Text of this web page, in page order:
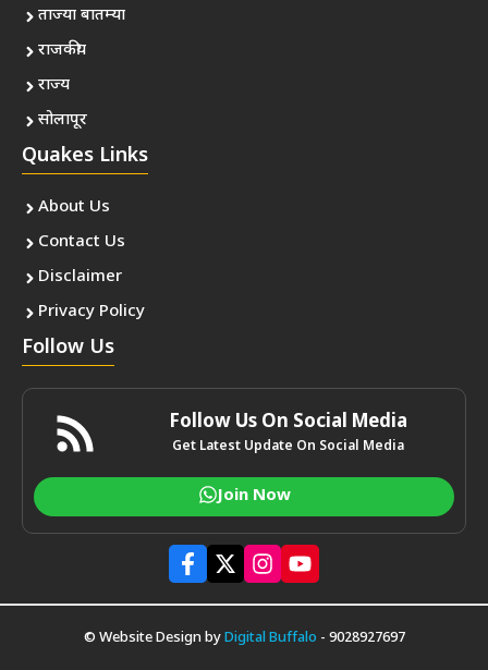
ताज्या बातम्या
राजकीय
राज्य
सोलापूर
Quakes Links
About Us
Contact Us
Disclaimer
Privacy Policy
Follow Us
Follow Us On Social Media
Get Latest Update On Social Media
Join Now
© Website Design byDigital Buffalo - 9028927697